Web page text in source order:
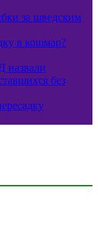
за шведским
в кошмар?
назвали
без